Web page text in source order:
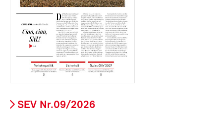
SEV Nr.09/2026